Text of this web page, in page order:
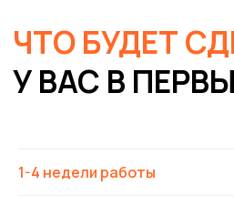
1-4 недели работы